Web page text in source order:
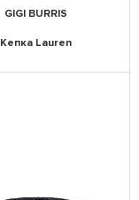
GIGI BURRIS
Кепка Lauren